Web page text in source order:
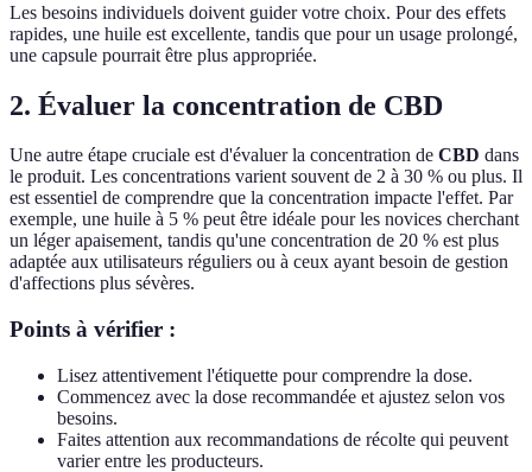
Les besoins individuels doivent guider votre choix. Pour des effets
rapides, une huile est excellente, tandis que pour un usage prolongé,
une capsule pourrait être plus appropriée.
2. Évaluer la concentration de CBD
Une autre étape cruciale est d'évaluer la concentration de CBD dans
le produit. Les concentrations varient souvent de 2 à 30 % ou plus. Il
est essentiel de comprendre que la concentration impacte l'effet. Par
exemple, une huile à 5 % peut être idéale pour les novices cherchant
un léger apaisement, tandis qu'une concentration de 20 % est plus
adaptée aux utilisateurs réguliers ou à ceux ayant besoin de gestion
d'affections plus sévères.
Points à vérifier :
Lisez attentivement l'étiquette pour comprendre la dose.
Commencez avec la dose recommandée et ajustez selon vos
besoins.
Faites attention aux recommandations de récolte qui peuvent
varier entre les producteurs.